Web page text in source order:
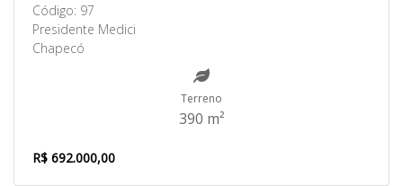
Código: 97
Presidente Medici
Chapecó
Terreno
390 m²
R$ 692.000,00